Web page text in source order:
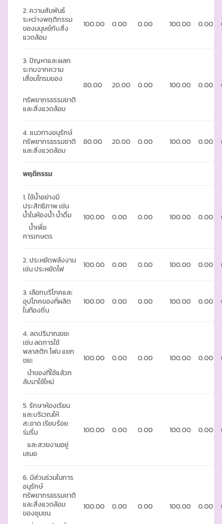
2. ความสัมพันธ์
ระหว่างพฤติกรรม
ของมนุษย์กับสิ่ง
แวดล้อม
100.00 0.00 0.00 100.00 0.00
3. ปัญหาและผลก
ระทบจากความ
เสื่อมโทรมของ
ทรัพยากรธรรมชาติ
และสิ่งแวดล้อม
80.00 20.00 0.00 100.00 0.00
4. แนวทางอนุรักษ์
ทรัพยากรธรรมชาติ
และสิ่งแวดล้อม
80.00 20.00 0.00 100.00 0.00
พฤติกรรม
1. ใช้น้ำอย่างมี
ประสิทธิภาพ เช่น
น้ำในห้องน้ำ น้ำดื่ม
น้ำเพื่อ
การเกษตร
100.00 0.00 0.00 100.00 0.00
2. ประหยัดพลังงาน
เช่น ประหยัดไฟ
100.00 0.00 0.00 100.00 0.00
3. เลือกบริโภคและ
อุปโภคของที่ผลิต
ในท้องถิ่น
100.00 0.00 0.00 100.00 0.00
4. ลดปริมาณขยะ
เช่น ลดการใช้
พลาสติก โฟม แยก
ขยะ
นำของที่ใช้แล้วก
ลับมาใช้ใหม่
100.00 0.00 0.00 100.00 0.00
5. รักษาห้องเรียน
และบริเวณให้
สะอาด เรียบร้อย
ร่มรื่น
และสวยงามอยู่
เสมอ
100.00 0.00 0.00 100.00 0.00
6. มีส่วนร่วมในการ
อนุรักษ์
ทรัพยากรธรรมชาติ
และสิ่งแวดล้อม
ของชุมชน
100.00 0.00 0.00 100.00 0.00